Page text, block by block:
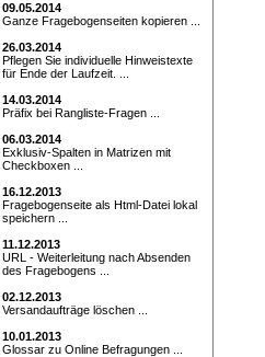
09.05.2014
Ganze Fragebogenseiten kopieren ...
26.03.2014
Pflegen Sie individuelle Hinweistexte
für Ende der Laufzeit. ...
14.03.2014
Präfix bei Rangliste-Fragen ...
06.03.2014
Exklusiv-Spalten in Matrizen mit
Checkboxen ...
16.12.2013
Fragebogenseite als Html-Datei lokal
speichern ...
11.12.2013
URL - Weiterleitung nach Absenden
des Fragebogens ...
02.12.2013
Versandaufträge löschen ...
10.01.2013
Glossar zu Online Befragungen ...